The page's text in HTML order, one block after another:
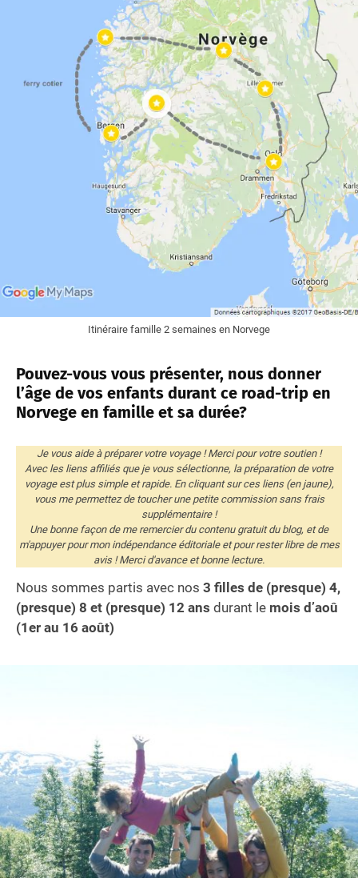
Itinéraire famille 2 semaines en Norvege
Pouvez-vous vous présenter, nous donner
l’âge de vos enfants durant ce road-trip en
Norvege en famille et sa durée?
Je vous aide à préparer votre voyage ! Merci pour votre soutien !
Avec les liens affiliés que je vous sélectionne, la préparation de votre
voyage est plus simple et rapide. En cliquant sur ces liens (en jaune),
vous me permettez de toucher une petite commission sans frais
supplémentaire !
Une bonne façon de me remercier du contenu gratuit du blog, et de
m'appuyer pour mon indépendance éditoriale et pour rester libre de mes
avis ! Merci d'avance et bonne lecture.
Nous sommes partis avec nos 3 filles de (presque) 4,
(presque) 8 et (presque) 12 ans durant le mois d’aoû
(1er au 16 août)